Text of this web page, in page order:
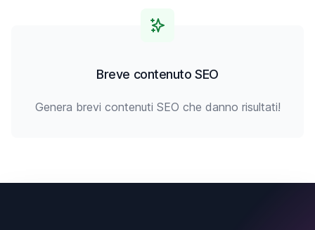
Breve contenuto SEO
Genera brevi contenuti SEO che danno risultati!